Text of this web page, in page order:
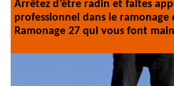
Arrêtez d’être radin et faites
professionnel dans le ramonage
Ramonage 27 qui vous font